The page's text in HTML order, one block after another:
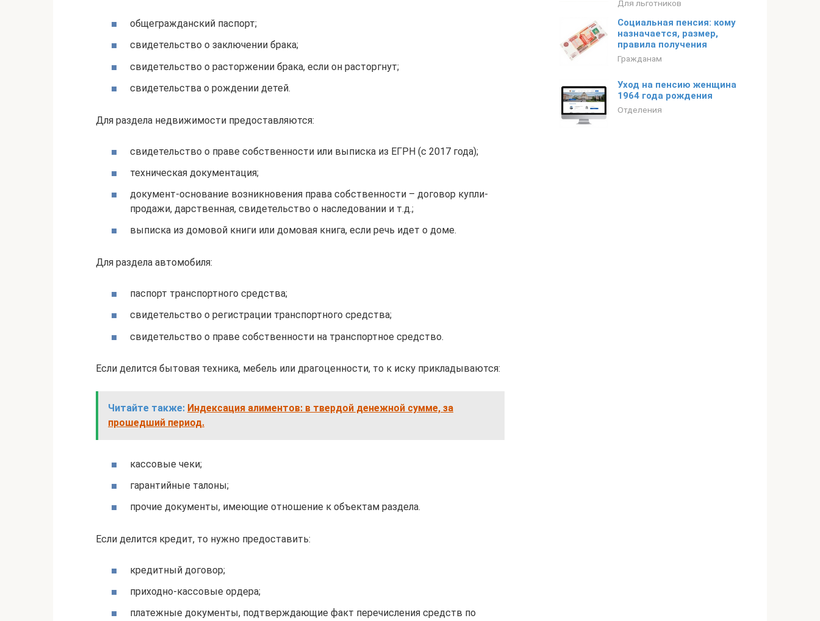
общегражданский паспорт;
свидетельство о заключении брака;
свидетельство о расторжении брака, если он расторгнут;
свидетельства о рождении детей.
Для раздела недвижимости предоставляются:
свидетельство о праве собственности или выписка из ЕГРН (с 2017 года);
техническая документация;
документ-основание возникновения права собственности – договор купли-
продажи, дарственная, свидетельство о наследовании и т.д.;
выписка из домовой книги или домовая книга, если речь идет о доме.
Для раздела автомобиля:
паспорт транспортного средства;
свидетельство о регистрации транспортного средства;
свидетельство о праве собственности на транспортное средство.
Если делится бытовая техника, мебель или драгоценности, то к иску прикладываются:
Читайте также: Индексация алиментов: в твердой денежной сумме, за
прошедший период.
кассовые чеки;
гарантийные талоны;
прочие документы, имеющие отношение к объектам раздела.
Если делится кредит, то нужно предоставить:
кредитный договор;
приходно-кассовые ордера;
платежные документы, подтверждающие факт перечисления средств по
Для льготников
Социальная пенсия: кому
назначается, размер,
правила получения
Гражданам
Уход на пенсию женщина
1964 года рождения
Отделения